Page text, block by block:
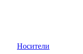
Носители